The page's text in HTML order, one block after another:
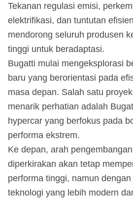
Tekanan regulasi emisi,
elektrifikasi, dan tuntutan
mendorong seluruh produsen
tinggi untuk beradaptasi.
Bugatti mulai mengeksplorasi
baru yang berorientasi pada
masa depan. Salah satu
menarik perhatian adalah
hypercar yang berfokus pada
performa ekstrem.
Ke depan, arah
diperkirakan akan tetap
performa tinggi, namun
teknologi yang lebih modern